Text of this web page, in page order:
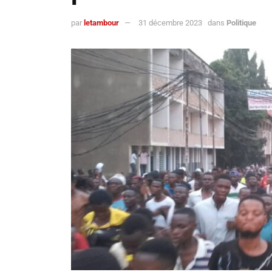
par letambour 31 décembre 2023 dans Politique